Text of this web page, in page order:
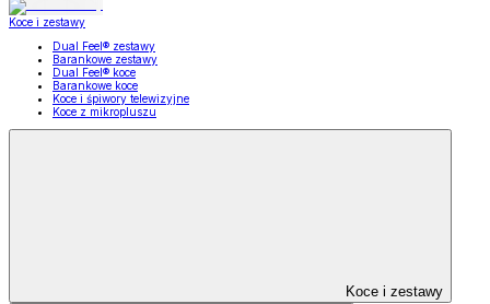
Koce i zestawy
Dual Feel® zestawy
Barankowe zestawy
Dual Feel® koce
Barankowe koce
Koce i śpiwory telewizyjne
Koce z mikropluszu
Koce i zestawy